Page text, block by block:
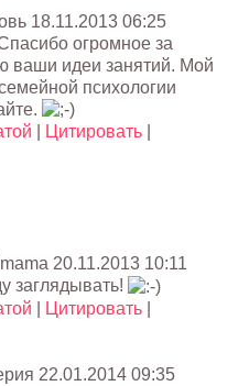
18.11.2013 06:25
огромное за
ваши идеи занятий. Мой
психологии
Цитировать
20.11.2013 10:11
заглядывать!
Цитировать
22.01.2014 09:35